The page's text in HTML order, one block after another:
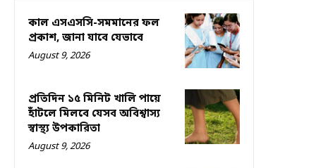
কাল এসএসসি-সমমানের ফল
প্রকাশ, জানা যাবে যেভাবে
August 9, 2026
প্রতিদিন ১৫ মিনিট খালি পায়ে
হাঁটলে মিলবে যেসব অবিশ্বাস্য
স্বাস্থ্য উপকারিতা
August 9, 2026